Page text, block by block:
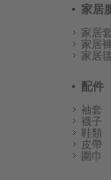
家居
家居
家居褲
家居毯
配件
袖套
襪子
鞋類
皮帶
圍巾